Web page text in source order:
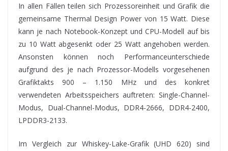
In allen Fällen teilen sich Prozessoreinheit und Grafik die
gemeinsame Thermal Design Power von 15 Watt. Diese
kann je nach Notebook-Konzept und CPU-Modell auf bis
zu 10 Watt abgesenkt oder 25 Watt angehoben werden.
Ansonsten können noch Performanceunterschiede
aufgrund des je nach Prozessor-Modells vorgesehenen
Grafiktakts 900 – 1.150 MHz und des konkret
verwendeten Arbeitsspeichers auftreten: Single-Channel-
Modus, Dual-Channel-Modus, DDR4-2666, DDR4-2400,
LPDDR3-2133.
Im Vergleich zur Whiskey-Lake-Grafik (UHD 620) sind